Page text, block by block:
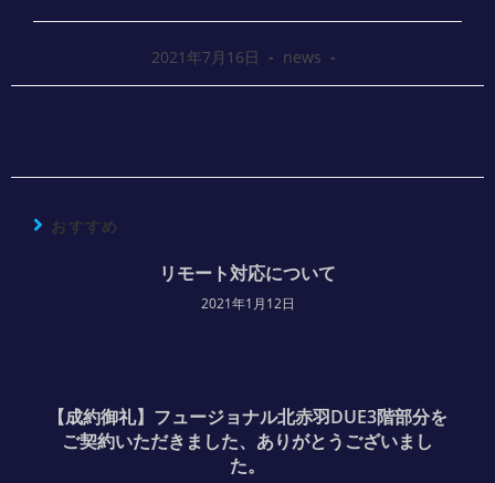
2021年7月16日 news
おすすめ
リモート対応について
2021年1月12日
【成約御礼】フュージョナル北赤羽DUE3階部分を
ご契約いただきました、ありがとうございまし
た。